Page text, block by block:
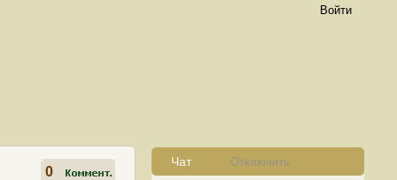
Войти
0
Чат Отключить